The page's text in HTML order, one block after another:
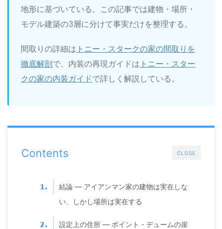
地形に基づいている。この記事では建物・場所・
モデル建築の3層に分けて事実だけを整理する。
間取りの詳細は トニー・スタークの家の間取りを
徹底解剖で、内装の再現ガイドは トニー・スター
クの家の内装ガイドで詳しく解説している。
CLOSE
Contents
1.
結論 — アイアンマン家の建物は実在しな
い、しかし場所は実在する
2. 設定上の住所 — ポイント・デュームの崖